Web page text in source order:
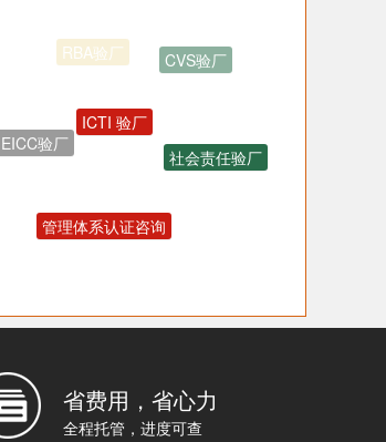
EICC验厂
OHSAS18001认证咨询
省费用，省心力
全程托管，进度可查